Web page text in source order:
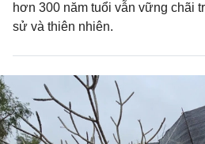
hơn 300 năm tuổi vẫn vững chãi
sử và thiên nhiên.